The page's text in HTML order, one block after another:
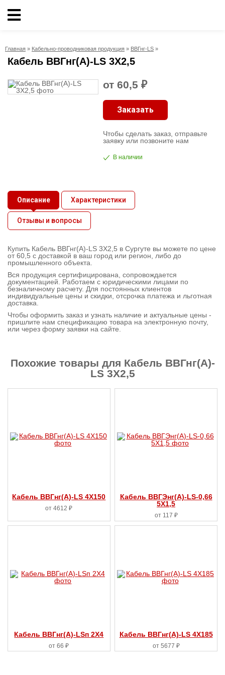
продукция
Электрика
компании
информация
Главная » Кабельно-проводниковая продукция » ВВГнг-LS »
Кабель ВВГнг(А)-LS 3X2,5
от 60,5 ₽
Заказать
Чтобы сделать заказ, отправьте
заявку или позвоните нам
В наличии
Описание Характеристики
Отзывы и вопросы
Купить Кабель ВВГнг(А)-LS 3X2,5 в Сургуте вы можете по цене
от 60,5 с доставкой в ваш город или регион, либо до
промышленного объекта.
Вся продукция сертифицирована, сопровождается
документацией. Работаем с юридическими лицами по
безналичному расчету. Для постоянных клиентов
индивидуальные цены и скидки, отсрочка платежа и льготная
доставка.
Чтобы оформить заказ и узнать наличие и актуальные цены -
пришлите нам спецификацию товара на электронную почту,
или через форму заявки на сайте.
Похожие товары для Кабель ВВГнг(А)-
LS 3X2,5
Кабель ВВГнг(А)-LS 4X150
от 4612 ₽
Кабель ВВГЭнг(А)-LS-0,66
5X1,5
от 117 ₽
Кабель ВВГнг(А)-LSп 2X4
от 66 ₽
Кабель ВВГнг(А)-LS 4X185
от 5677 ₽